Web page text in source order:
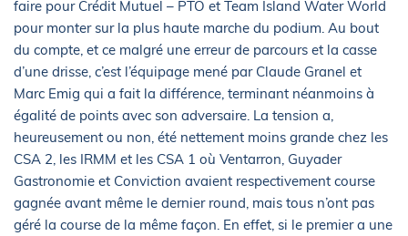
faire pour Crédit Mutuel – PTO et Team Island Water World
pour monter sur la plus haute marche du podium. Au bout
du compte, et ce malgré une erreur de parcours et la casse
d’une drisse, c’est l’équipage mené par Claude Granel et
Marc Emig qui a fait la différence, terminant néanmoins à
égalité de points avec son adversaire. La tension a,
heureusement ou non, été nettement moins grande chez les
CSA 2, les IRMM et les CSA 1 où Ventarron, Guyader
Gastronomie et Conviction avaient respectivement course
gagnée avant même le dernier round, mais tous n’ont pas
géré la course de la même façon. En effet, si le premier a une